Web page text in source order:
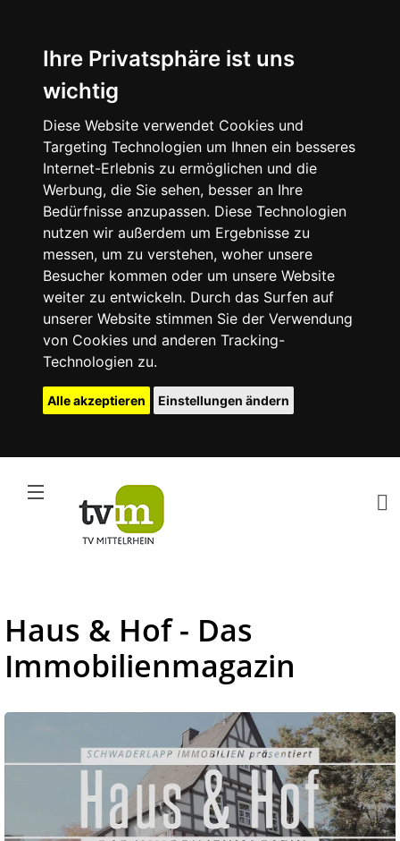
Ihre Privatsphäre ist uns
wichtig
Diese Website verwendet Cookies und
Targeting Technologien um Ihnen ein besseres
Internet-Erlebnis zu ermöglichen und die
Werbung, die Sie sehen, besser an Ihre
Bedürfnisse anzupassen. Diese Technologien
nutzen wir außerdem um Ergebnisse zu
messen, um zu verstehen, woher unsere
Besucher kommen oder um unsere Website
weiter zu entwickeln. Durch das Surfen auf
unserer Website stimmen Sie der Verwendung
von Cookies und anderen Tracking-
Technologien zu.
Alle akzeptieren Einstellungen ändern
Haus & Hof - Das
Immobilienmagazin